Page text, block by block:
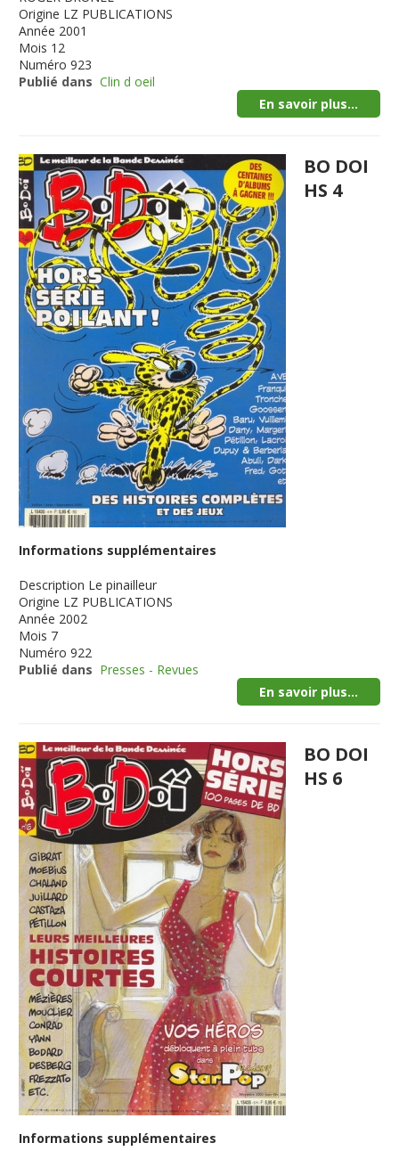
Origine LZ PUBLICATIONS
Année 2001
Mois 12
Numéro 923
Publié dans Clin d oeil
En savoir plus...
BO DOI
HS 4
Informations supplémentaires
Description Le pinailleur
Origine LZ PUBLICATIONS
Année 2002
Mois 7
Numéro 922
Publié dans Presses - Revues
En savoir plus...
BO DOI
HS 6
Informations supplémentaires